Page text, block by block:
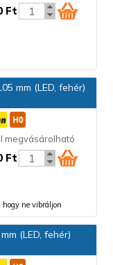
Ft
mm (LED, fehér)
megvásárolható
Ft
ne vibráljon
(LED, fehér)